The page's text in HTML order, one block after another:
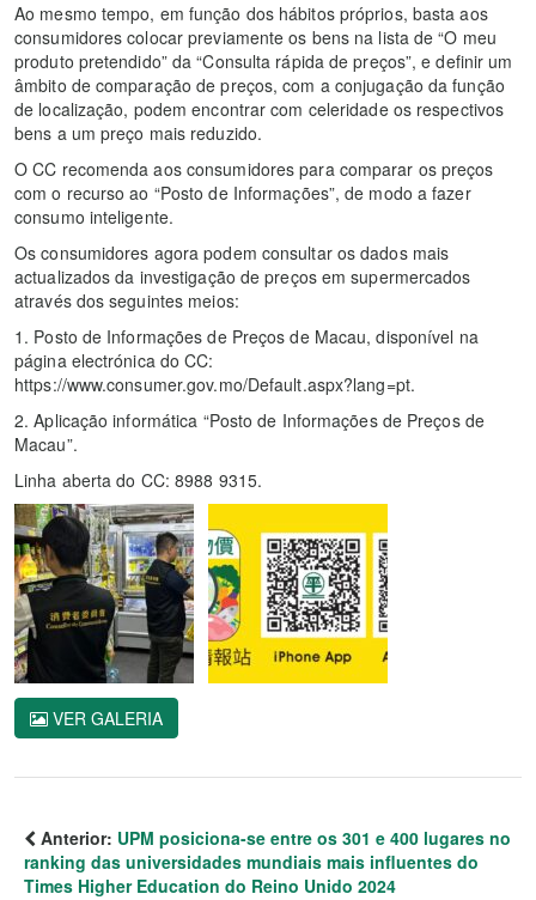
Ao mesmo tempo, em função dos hábitos próprios, basta aos
consumidores colocar previamente os bens na lista de “O meu
produto pretendido” da “Consulta rápida de preços”, e definir um
âmbito de comparação de preços, com a conjugação da função
de localização, podem encontrar com celeridade os respectivos
bens a um preço mais reduzido.
O CC recomenda aos consumidores para comparar os preços
com o recurso ao “Posto de Informações”, de modo a fazer
consumo inteligente.
Os consumidores agora podem consultar os dados mais
actualizados da investigação de preços em supermercados
através dos seguintes meios:
1. Posto de Informações de Preços de Macau, disponível na
página electrónica do CC:
https://www.consumer.gov.mo/Default.aspx?lang=pt.
2. Aplicação informática “Posto de Informações de Preços de
Macau”.
Linha aberta do CC: 8988 9315.
VER GALERIA
Anterior: UPM posiciona-se entre os 301 e 400 lugares no
ranking das universidades mundiais mais influentes do
Times Higher Education do Reino Unido 2024